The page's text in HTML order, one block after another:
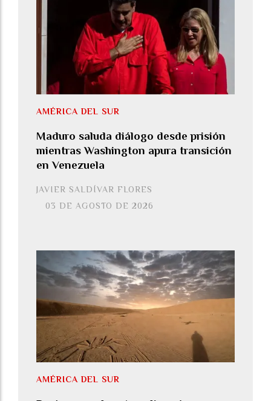
Maduro saluda diálogo desde prisión
mientras Washington apura transición
en Venezuela
JAVIER SALDÍVAR FLORES
AMÉRICA DEL SUR
03 DE AGOSTO DE 2026
AMÉRICA DEL SUR